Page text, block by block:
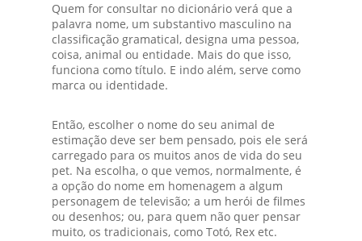
Quem for consultar no dicionário verá que a
palavra nome, um substantivo masculino na
classificação gramatical, designa uma pessoa,
coisa, animal ou entidade. Mais do que isso,
funciona como título. E indo além, serve como
marca ou identidade.
Então, escolher o nome do seu animal de
estimação deve ser bem pensado, pois ele será
carregado para os muitos anos de vida do seu
pet. Na escolha, o que vemos, normalmente, é
a opção do nome em homenagem a algum
personagem de televisão; a um herói de filmes
ou desenhos; ou, para quem não quer pensar
muito, os tradicionais, como Totó, Rex etc.